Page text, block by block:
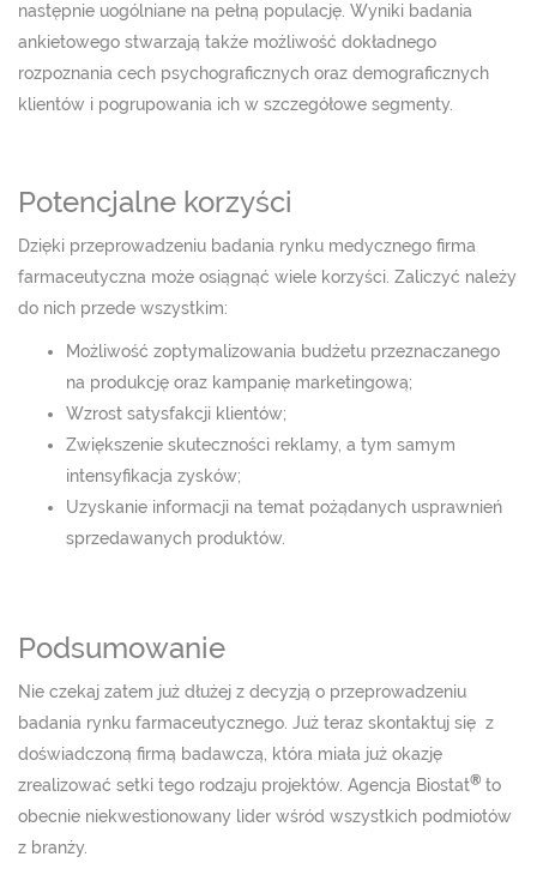
następnie uogólniane na pełną populację. Wyniki badania
ankietowego stwarzają także możliwość dokładnego
rozpoznania cech psychograficznych oraz demograficznych
klientów i pogrupowania ich w szczegółowe segmenty.
Potencjalne korzyści
Dzięki przeprowadzeniu badania rynku medycznego firma
farmaceutyczna może osiągnąć wiele korzyści. Zaliczyć należy
do nich przede wszystkim:
Możliwość zoptymalizowania budżetu przeznaczanego
na produkcję oraz kampanię marketingową;
Wzrost satysfakcji klientów;
Zwiększenie skuteczności reklamy, a tym samym
intensyfikacja zysków;
Uzyskanie informacji na temat pożądanych usprawnień
sprzedawanych produktów.
Podsumowanie
Nie czekaj zatem już dłużej z decyzją o przeprowadzeniu
badania rynku farmaceutycznego. Już teraz skontaktuj się z
doświadczoną firmą badawczą, która miała już okazję
zrealizować setki tego rodzaju projektów. Agencja Biostat® to
obecnie niekwestionowany lider wśród wszystkich podmiotów
z branży.